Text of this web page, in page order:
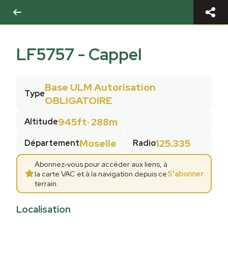
LF5757 - Cappel
TypeBase ULM Autorisation
OBLIGATOIRE
Altitude945ft·288m
DépartementMoselle Radio125.335
Abonnez-vous pour accéder aux liens, à
la carte VAC et à la navigation depuis ce
terrain.
S'abonner
Localisation